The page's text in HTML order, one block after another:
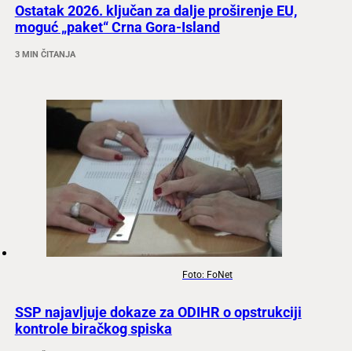
Ostatak 2026. ključan za dalje proširenje EU,
moguć „paket“ Crna Gora-Island
3 MIN ČITANJA
Foto: FoNet
SSP najavljuje dokaze za ODIHR o opstrukciji
kontrole biračkog spiska